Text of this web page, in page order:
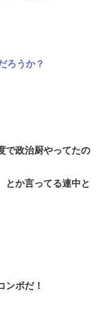
ろうか？
で政治厨やってたの
か言ってる連中と
ンボだ！